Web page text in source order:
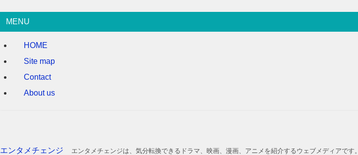
MENU
HOME
Site map
Contact
About us
エンタメチェンジ エンタメチェンジは、気分転換できるドラマ、映画、漫画、アニメを紹介するウェブメディアです。